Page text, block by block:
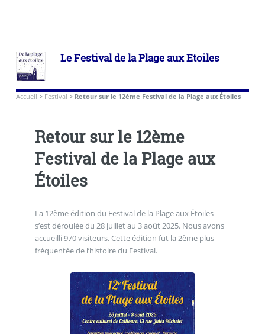
Le Festival de la Plage aux Etoiles
Accueil > Festival > Retour sur le 12ème Festival de la Plage aux Étoiles
Retour sur le 12ème
Festival de la Plage aux
Étoiles
La 12ème édition du Festival de la Plage aux Étoiles
s’est déroulée du 28 juillet au 3 août 2025. Nous avons
accueilli 970 visiteurs. Cette édition fut la 2ème plus
fréquentée de l’histoire du Festival.